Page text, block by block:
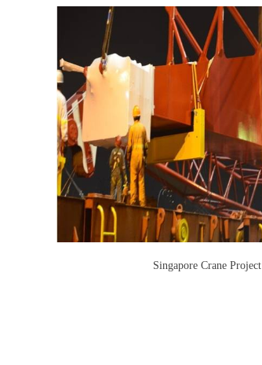
Singapore Crane Project